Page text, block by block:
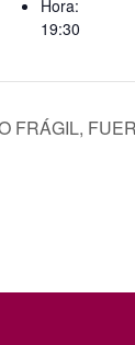
Hora:
19:30
FRÁGIL,